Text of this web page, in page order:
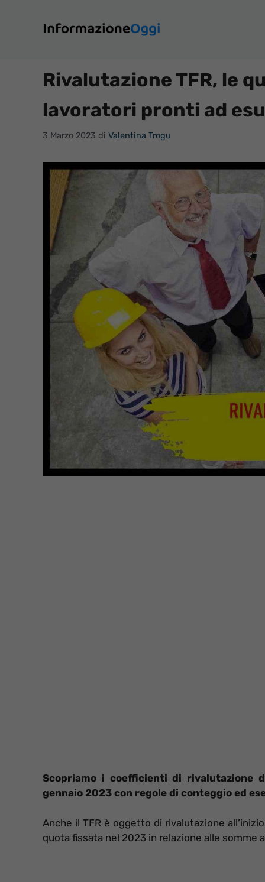
contenuto
Rivalutazione TFR, le
lavoratori pronti ad
3 Marzo 2023 di Valentina Trogu
Scopriamo i coefficienti di rivalutazione
gennaio 2023 con regole di conteggio ed
Anche il TFR è oggetto di rivalutazione
quota fissata nel 2023 in relazione alle somme